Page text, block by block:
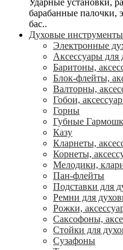
Ударные установки,
барабанные палочки,
бас..
Духовые инструменты
Электронные
Аксессуары для
Баритоны,
Блок-флейты,
Валторны,
Гобои,
Горны
Губные
Казу
Кларнеты,
Корнеты,
Мелодики,
Пан-флейты
Подставки для
Ремни для
Рожки,
Саксофоны,
Стойки для
Сузафоны